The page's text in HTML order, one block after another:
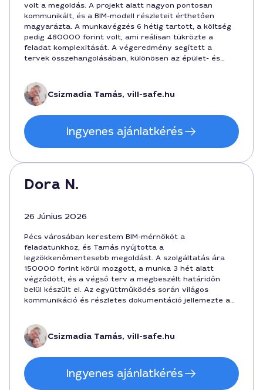
volt a megoldás. A projekt alatt nagyon pontosan
kommunikált, és a BIM-modell részleteit érthetően
magyarázta. A munkavégzés 6 hétig tartott, a költség
pedig 480000 forint volt, ami reálisan tükrözte a
feladat komplexitását. A végeredmény segített a
tervek összehangolásában, különösen az épület- és
Csizmadia Tamás, vill-safe.hu
Ingyenes ajánlatkérés
Dora N.
26 Június 2026
Pécs városában kerestem BIM-mérnököt a
feladatunkhoz, és Tamás nyújtotta a
legzökkenőmentesebb megoldást. A szolgáltatás ára
150000 forint körül mozgott, a munka 3 hét alatt
végződött, és a végső terv a megbeszélt határidőn
belül készült el. Az együttműködés során világos
kommunikáció és részletes dokumentáció jellemezte a
Csizmadia Tamás, vill-safe.hu
Ingyenes ajánlatkérés